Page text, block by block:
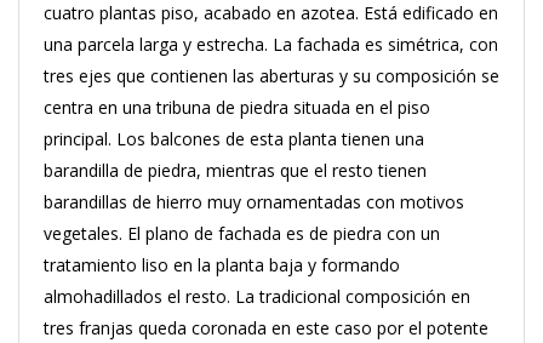
cuatro plantas piso, acabado en azotea. Está edificado en
una parcela larga y estrecha. La fachada es simétrica, con
tres ejes que contienen las aberturas y su composición se
centra en una tribuna de piedra situada en el piso
principal. Los balcones de esta planta tienen una
barandilla de piedra, mientras que el resto tienen
barandillas de hierro muy ornamentadas con motivos
vegetales. El plano de fachada es de piedra con un
tratamiento liso en la planta baja y formando
almohadillados el resto. La tradicional composición en
tres franjas queda coronada en este caso por el potente